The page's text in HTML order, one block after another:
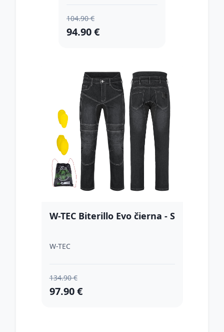
104.90 €
94.90 €
W-TEC Biterillo Evo čierna - S
W-TEC
134.90 €
97.90 €